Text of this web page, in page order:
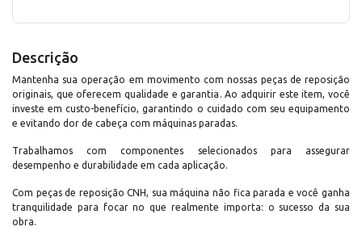
Descrição
Mantenha sua operação em movimento com nossas peças de reposição
originais, que oferecem qualidade e garantia. Ao adquirir este item, você
investe em custo-benefício, garantindo o cuidado com seu equipamento
e evitando dor de cabeça com máquinas paradas.
Trabalhamos com componentes selecionados para assegurar
desempenho e durabilidade em cada aplicação.
Com peças de reposição CNH, sua máquina não fica parada e você ganha
tranquilidade para focar no que realmente importa: o sucesso da sua
obra.